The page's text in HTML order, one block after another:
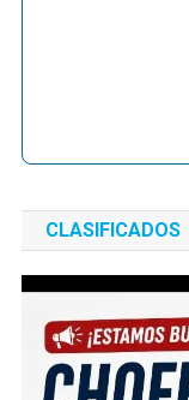
CLASIFICADOS